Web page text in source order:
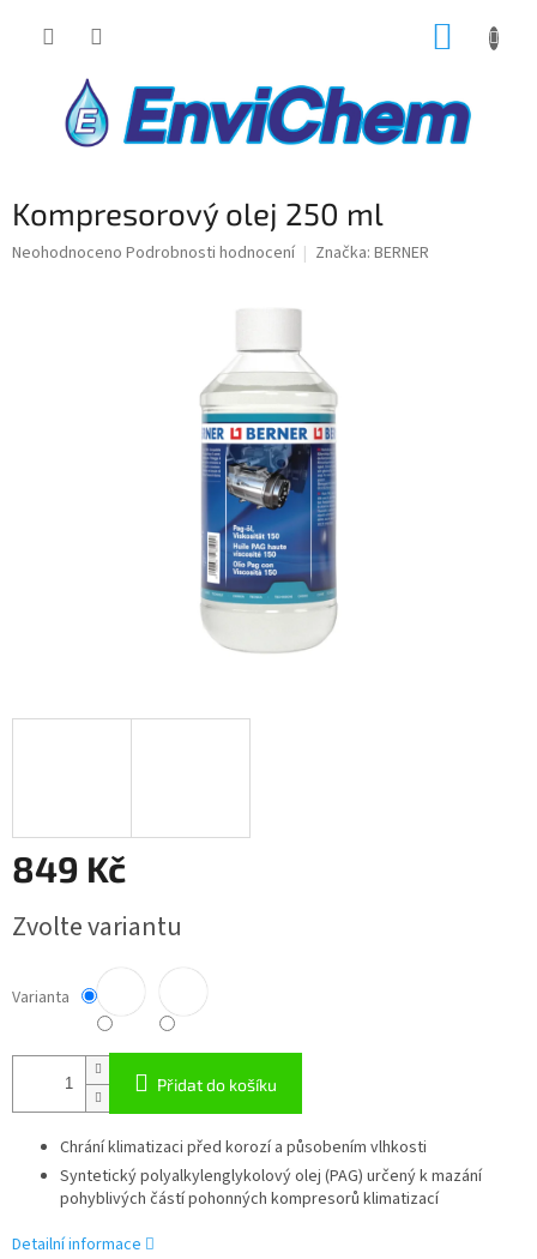
Kompresorový olej 250 ml
Průměrné
Neohodnoceno Podrobnosti hodnocení Značka: BERNER
849 Kč
cena:
Zvolte variantu
Varianta
Přidat do košíku
Chrání klimatizaci před korozí a působením vlhkosti
Syntetický polyalkylenglykolový olej (PAG) určený k mazání
pohyblivých částí pohonných kompresorů klimatizací
Detailní informace